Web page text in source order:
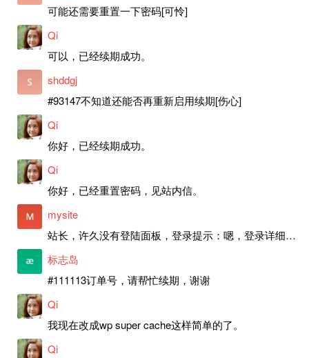
可能还需要重置一下密码[可怜]
Qi
可以，已经续期成功。
shddgj
#93147不知道还能否再重新启用续期[伤心]
Qi
你好，已经续期成功。
Qi
你好，已经重置密码，见站内信。
mysite
站长，许久没有登陆面板，登录提示：嗯，登录详细信息似乎不正确。请重试。 网站还可以正常使用。如果是密码问题请帮忙重置一下密码。谢谢。订单号：97790，账号：aa20210950。 站长，提交了工单，你回复续期成功，不过我的问题是面部登陆信息有问题，一直是初始密码，现在无法登陆，有时间麻烦排查一下。
标志岛
#111113订单号，请帮忙续期，谢谢
Qi
我现在改成wp super cache这样简单的了。
Qi